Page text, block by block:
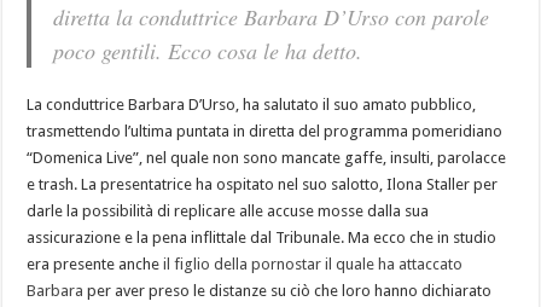
diretta la conduttrice Barbara D’Urso con parole
poco gentili. Ecco cosa le ha detto.
La conduttrice Barbara D’Urso, ha salutato il suo amato pubblico,
trasmettendo l’ultima puntata in diretta del programma pomeridiano
“Domenica Live”, nel quale non sono mancate gaffe, insulti, parolacce
e trash. La presentatrice ha ospitato nel suo salotto, Ilona Staller per
darle la possibilità di replicare alle accuse mosse dalla sua
assicurazione e la pena inflittale dal Tribunale. Ma ecco che in studio
era presente ancheil figlio della pornostar il quale ha attaccato
Barbara per aver preso le distanze su ciò che loro hanno dichiarato